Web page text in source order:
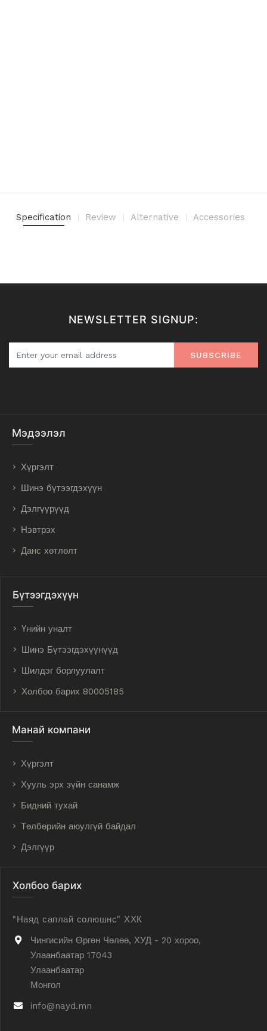
Specification Review Alternative Accessories
NEWSLETTER SIGNUP:
SUBSCRIBE
Мэдээлэл
Хүргэлт
Шинэ бүтээгдэхүүн
Дэлгүүрүүд
Нэвтрэх
Данс хөтлөлт
Бүтээгдэхүүн
Үнийн уналт
Шинэ Бүтээгдэхүүнүүд
Шилдэг борлуулалт
Холбоо барих 80005185
Манай компани
Хүргэлт
Хууль эрх зүйн санамж
Бидний тухай
Төлбөрийн аюулгүй байдал
Дэлгүүр
Холбоо барих
"Наяд саплай солюшнс" ХХК
Чингисийн Өргөн Чөлөө, ХУД - 20 хороо,
Улаанбаатар 17043
Улаанбаатар
Монгол
info@nayd.mn